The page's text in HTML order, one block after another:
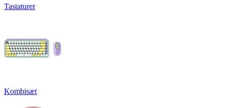
Tastaturer
Kombisæt